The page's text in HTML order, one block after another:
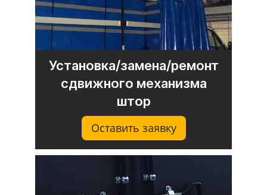
Установка/замена/ремонт
сдвижного механизма
штор
Оставить заявку